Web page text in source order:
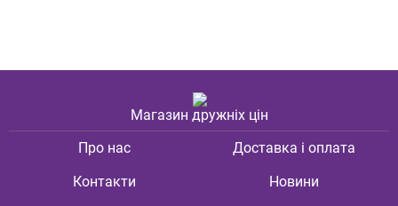
Магазин дружніх цін
Про нас
Доставка і оплата
Контакти
Новини